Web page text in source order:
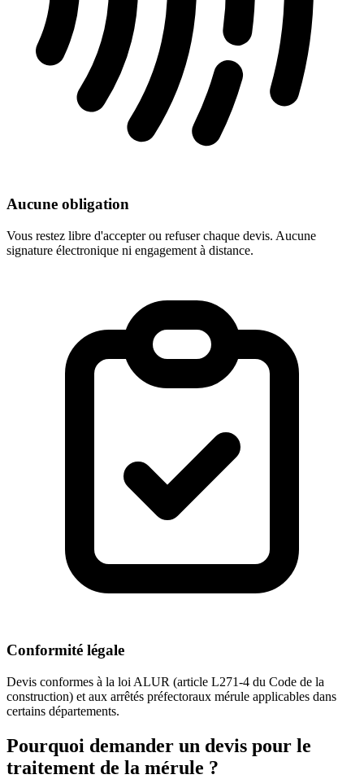
Aucune obligation
Vous restez libre d'accepter ou refuser chaque devis. Aucune
signature électronique ni engagement à distance.
Conformité légale
Devis conformes à la loi ALUR (article L271-4 du Code de la
construction) et aux arrêtés préfectoraux mérule applicables dans
certains départements.
Pourquoi demander un devis pour le
traitement de la mérule ?